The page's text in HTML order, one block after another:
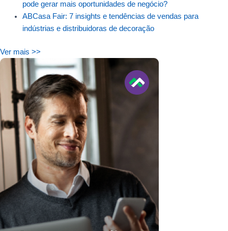
pode gerar mais oportunidades de negócio?
ABCasa Fair: 7 insights e tendências de vendas para
indústrias e distribuidoras de decoração
Ver mais >>